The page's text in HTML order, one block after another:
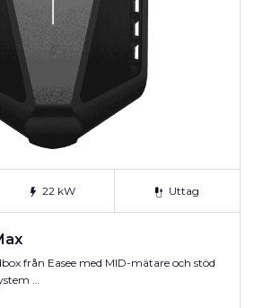
22 kW Uttag
från Easee med MID-mätare och stöd
…